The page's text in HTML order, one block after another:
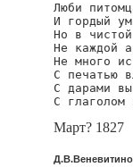
Люби
И гордый
Но в
Не каждой
Не много
С печатью
С дарами
Март? 1827